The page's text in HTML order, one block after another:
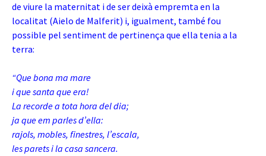
de viure la maternitat i de ser deixà empremta en la
localitat (Aielo de Malferit) i, igualment, també fou
possible pel sentiment de pertinença que ella tenia a la
terra:
“Que bona ma mare
i que santa que era!
La recorde a tota hora del dia;
ja que em parles d’ella:
rajols, mobles, finestres, l’escala,
les parets i la casa sancera.